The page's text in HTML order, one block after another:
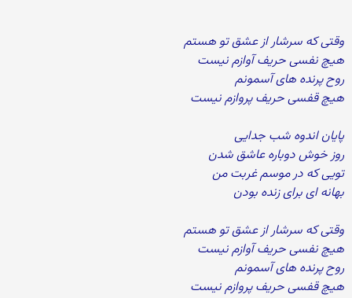
وقتی که سرشار از عشق تو هستم
هیچ نفسی حریف آوازم نیست
روح پرنده های آسمونم
هیچ قفسی حریف پروازم نیست
پایان اندوه شب جدایی
روز خوش دوباره عاشق شدن
تویی که در موسم غربت من
بهانه ای برای زنده بودن
وقتی که سرشار از عشق تو هستم
هیچ نفسی حریف آوازم نیست
روح پرنده های آسمونم
هیچ قفسی حریف پروازم نیست